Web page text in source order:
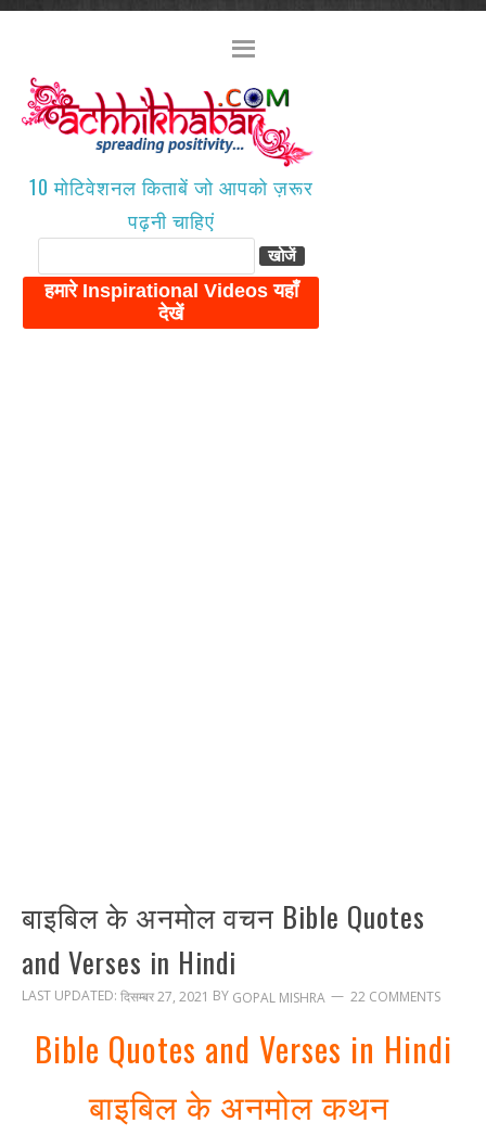
10 मोटिवेशनल किताबें जो आपको ज़रूर
पढ़नी चाहिएं
बाइबिल के अनमोल वचन Bible Quotes
and Verses in Hindi
LAST UPDATED: दिसम्बर 27, 2021 BY GOPAL MISHRA 22 COMMENTS
Bible Quotes and Verses in Hindi
बाइबिल के अनमोल कथन